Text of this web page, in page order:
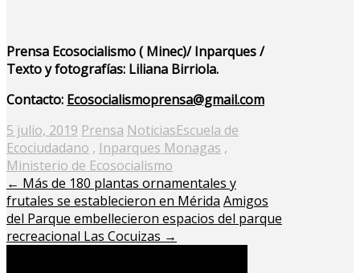
Prensa Ecosocialismo ( Minec)/ Inparques /
Texto y fotografías: Liliana Birriola.
Contacto: Ecosocialismoprensa@gmail.com
Posted
on
5 julio, 2019 Prensa NoticiasEscuela de
Ecociudadano , Inparques Monagas ,
Ministerio de Ecosocialismo
← Más de 180 plantas ornamentales y
frutales se establecieron en Mérida Amigos
del Parque embellecieron espacios del parque
recreacional Las Cocuizas →